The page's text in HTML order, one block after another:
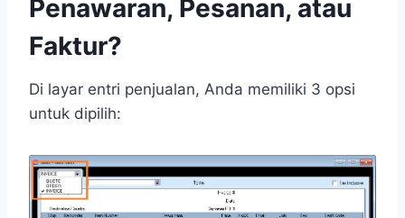
Penawaran, Pesanan, atau
Faktur?
Di layar entri penjualan, Anda memiliki 3 opsi
untuk dipilih: